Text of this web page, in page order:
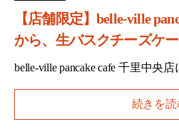
【店舗限定】belle-ville
から、生バスクチーズケ
belle-ville pancake cafe 千里中央
続きを読